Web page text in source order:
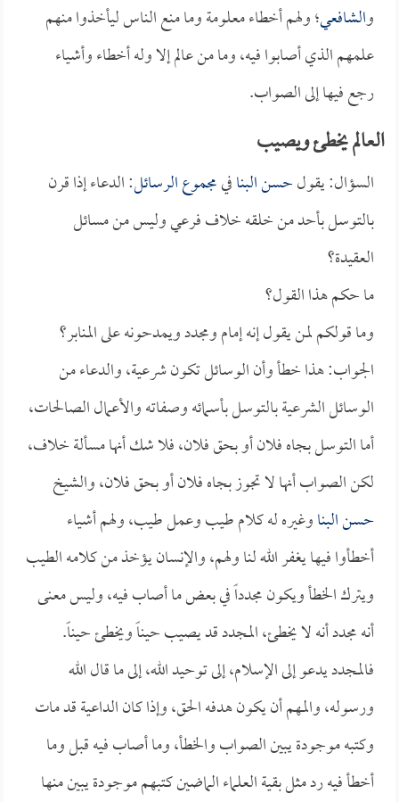
والشافعي؛ ولهم أخطاء معلومة وما منع الناس ليأخذوا منهم
علمهم الذي أصابوا فيه، وما من عالم إلا وله أخطاء وأشياء
رجع فيها إلى الصواب.
العالم يخطئ ويصيب
السؤال: يقولحسن البنافيمجموع الرسائل: الدعاء إذا قرن
بالتوسل بأحد من خلقه خلاف فرعي وليس من مسائل
العقيدة؟
ما حكم هذا القول؟
وما قولكم لمن يقول إنه إمام ومجدد ويمدحونه على المنابر؟
الجواب: هذا خطأ وأن الوسائل تكون شرعية، والدعاء من
الوسائل الشرعية بالتوسل بأسمائه وصفاته والأعمال الصالحات،
أما التوسل بجاه فلان أو بحق فلان، فلا شك أنها مسألة خلاف،
لكن الصواب أنها لا تجوز بجاه فلان أو بحق فلان، والشيخ
حسن البناوغيره له كلام طيب وعمل طيب، ولهم أشياء
أخطأوا فيها يغفر الله لنا ولهم، والإنسان يؤخذ من كلامه الطيب
ويترك الخطأ ويكون مجدداً في بعض ما أصاب فيه، وليس معنى
أنه مجدد أنه لا يخطئ، المجدد قد يصيب حيناً ويخطئ حيناً.
فالمجدد يدعو إلى الإسلام، إلى توحيد الله، إلى ما قال الله
ورسوله، والمهم أن يكون هدفه الحق، وإذا كان الداعية قد مات
وكتبه موجودة يبين الصواب والخطأ، وما أصاب فيه قبل وما
أخطأ فيه رد مثل بقية العلماء الماضين كتبهم موجودة يبين منها